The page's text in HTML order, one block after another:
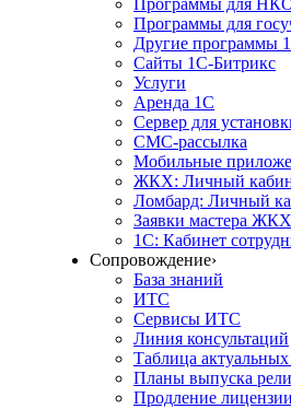
Программы для
Другие программы
Сайты 1С-Битрикс
Услуги
Аренда 1С
Сервер для
СМС-рассылка
Мобильные
ЖКХ: Личный
Ломбард: Личный
Заявки мастера ЖКХ
1С: Кабинет
Сопровождение›
База знаний
ИТС
Сервисы ИТС
Линия консультаций
Таблица актуальных
Планы выпуска
Продление